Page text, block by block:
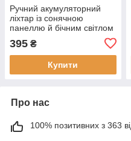
Ручний акумуляторний
ліхтар із сонячною
панеллю й бічним світлом
лампа з PowerBank
395 ₴
Купити
Про нас
100% позитивних з 363